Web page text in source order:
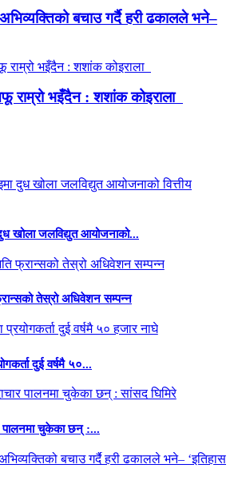
अभिव्यक्तिको बचाउ गर्दै हरी ढकालले भने–
राम्रो भइँदैन : शशांक कोइराला
खोला जलविद्युत आयोजनाको...
तेस्रो अधिवेशन सम्पन्न
दुई वर्षमै ५०...
पालनमा चुकेका छन् :...